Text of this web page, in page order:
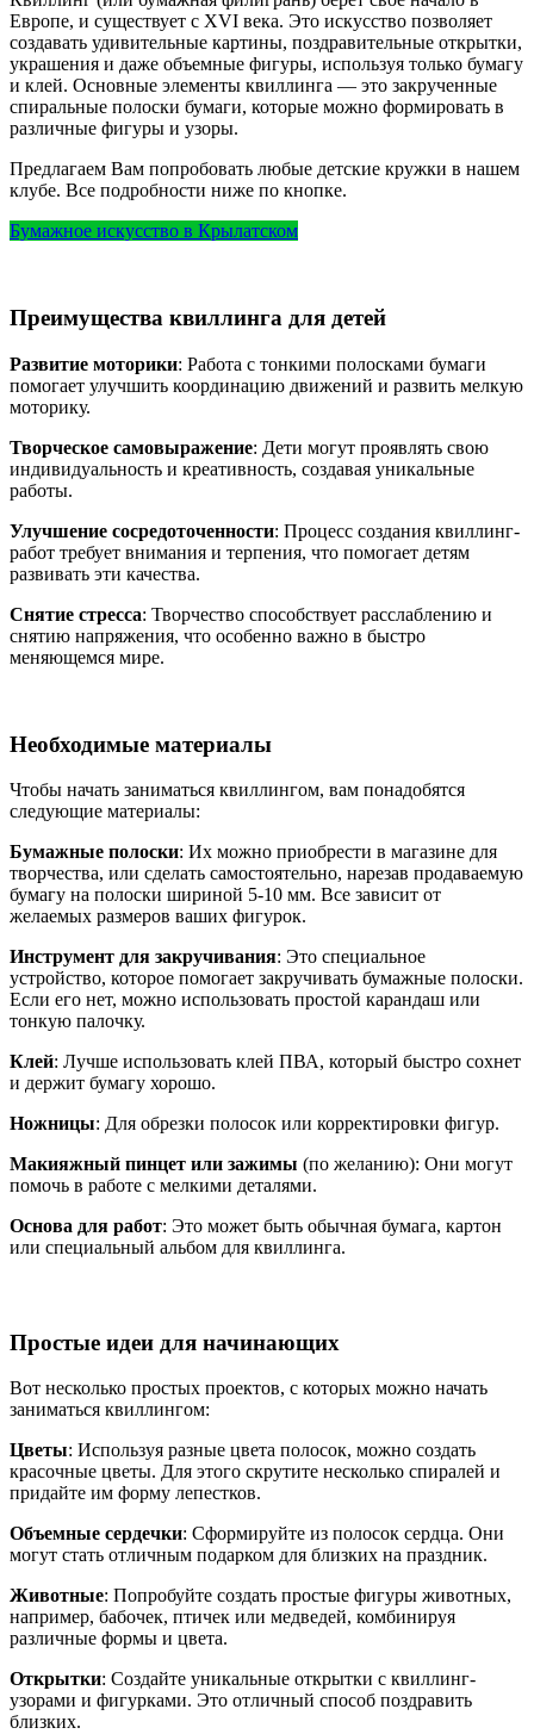
Европе, и существует с XVI века. Это искусство позволяет
создавать удивительные картины, поздравительные открытки,
украшения и даже объемные фигуры, используя только бумагу
и клей. Основные элементы квиллинга — это закрученные
спиральные полоски бумаги, которые можно формировать в
различные фигуры и узоры.
Предлагаем Вам попробовать любые детские кружки в нашем
клубе. Все подробности ниже по кнопке.
Бумажное искусство в Крылатском
Преимущества квиллинга для детей
Развитие моторики: Работа с тонкими полосками бумаги
помогает улучшить координацию движений и развить мелкую
моторику.
Творческое самовыражение: Дети могут проявлять свою
индивидуальность и креативность, создавая уникальные
работы.
Улучшение сосредоточенности: Процесс создания квиллинг-
работ требует внимания и терпения, что помогает детям
развивать эти качества.
Снятие стресса: Творчество способствует расслаблению и
снятию напряжения, что особенно важно в быстро
меняющемся мире.
Необходимые материалы
Чтобы начать заниматься квиллингом, вам понадобятся
следующие материалы:
Бумажные полоски: Их можно приобрести в магазине для
творчества, или сделать самостоятельно, нарезав продаваемую
бумагу на полоски шириной 5-10 мм. Все зависит от
желаемых размеров ваших фигурок.
Инструмент для закручивания: Это специальное
устройство, которое помогает закручивать бумажные полоски.
Если его нет, можно использовать простой карандаш или
тонкую палочку.
Клей: Лучше использовать клей ПВА, который быстро сохнет
и держит бумагу хорошо.
Ножницы: Для обрезки полосок или корректировки фигур.
Макияжный пинцет или зажимы (по желанию): Они могут
помочь в работе с мелкими деталями.
Основа для работ: Это может быть обычная бумага, картон
или специальный альбом для квиллинга.
Простые идеи для начинающих
Вот несколько простых проектов, с которых можно начать
заниматься квиллингом:
Цветы: Используя разные цвета полосок, можно создать
красочные цветы. Для этого скрутите несколько спиралей и
придайте им форму лепестков.
Объемные сердечки: Сформируйте из полосок сердца. Они
могут стать отличным подарком для близких на праздник.
Животные: Попробуйте создать простые фигуры животных,
например, бабочек, птичек или медведей, комбинируя
различные формы и цвета.
Открытки: Создайте уникальные открытки с квиллинг-
узорами и фигурками. Это отличный способ поздравить
близких.